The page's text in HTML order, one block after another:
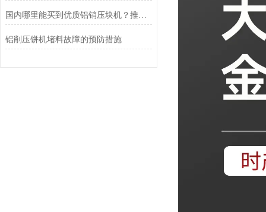
国内哪里能买到优质铝销压块机？推荐恩派特，高效回收的可靠之选
铝削压饼机堵料故障的预防措施